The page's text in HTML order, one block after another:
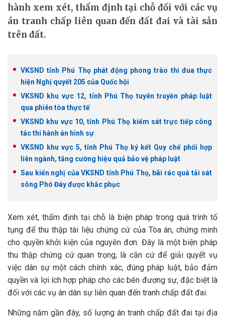
hành xem xét, thẩm định tại chỗ đối với các vụ
án tranh chấp liên quan đến đất đai và tài sản
trên đất.
VKSND tỉnh Phú Thọ phát động phong trào thi đua thực
hiện Nghị quyết 205 của Quốc hội
VKSND khu vực 12, tỉnh Phú Thọ tuyên truyền pháp luật
qua phiên tòa thực tế
VKSND khu vực 10, tỉnh Phú Thọ kiểm sát trực tiếp công
tác thi hành án hình sự
VKSND khu vực 5, tỉnh Phú Thọ ký kết Quy chế phối hợp
liên ngành, tăng cường hiệu quả bảo vệ pháp luật
Sau kiến nghị của VKSND tỉnh Phú Thọ, bãi rác quá tải sát
sông Phó Đáy được khắc phục
Xem xét, thẩm định tại chỗ là biện pháp trong quá trình tố
tụng để thu thập tài liệu chứng cứ của Tòa án, chứng minh
cho quyền khởi kiện của nguyên đơn. Đây là một biện pháp
thu thập chứng cứ quan trọng, là căn cứ để giải quyết vụ
việc dân sự một cách chính xác, đúng pháp luật, bảo đảm
quyền và lợi ích hợp pháp cho các bên đương sự, đặc biệt là
đối với các vụ án dân sự liên quan đến tranh chấp đất đai.
Những năm gần đây, số lượng án tranh chấp đất đai tại địa